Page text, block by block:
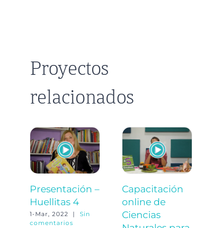
Proyectos
relacionados
Presentación –
Huellitas 4
1-Mar, 2022 |
Sin
comentarios
Capacitación
online de
Ciencias